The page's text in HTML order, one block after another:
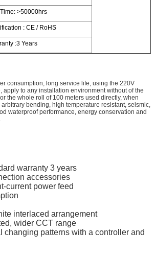
>50000hrs
: CE / RoHS
:3 Years
consumption, long service life, using the 220V
apply to any installation environment without of the
the whole roll of 100 meters used directly, when
bending, high temperature resistant, seismic,
waterproof performance, energy conservation and
warranty 3 years
accessories
current power feed
interlaced arrangement
wider CCT range
changing patterns with a controller and